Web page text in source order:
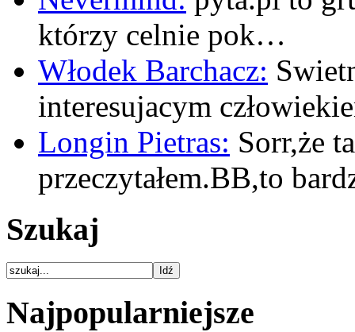
którzy celnie pok…
Włodek Barchacz:
interesujacym
Longin Pietras: Sorr,że
przeczytałem.BB,to
Szukaj
Najpopularniejsze